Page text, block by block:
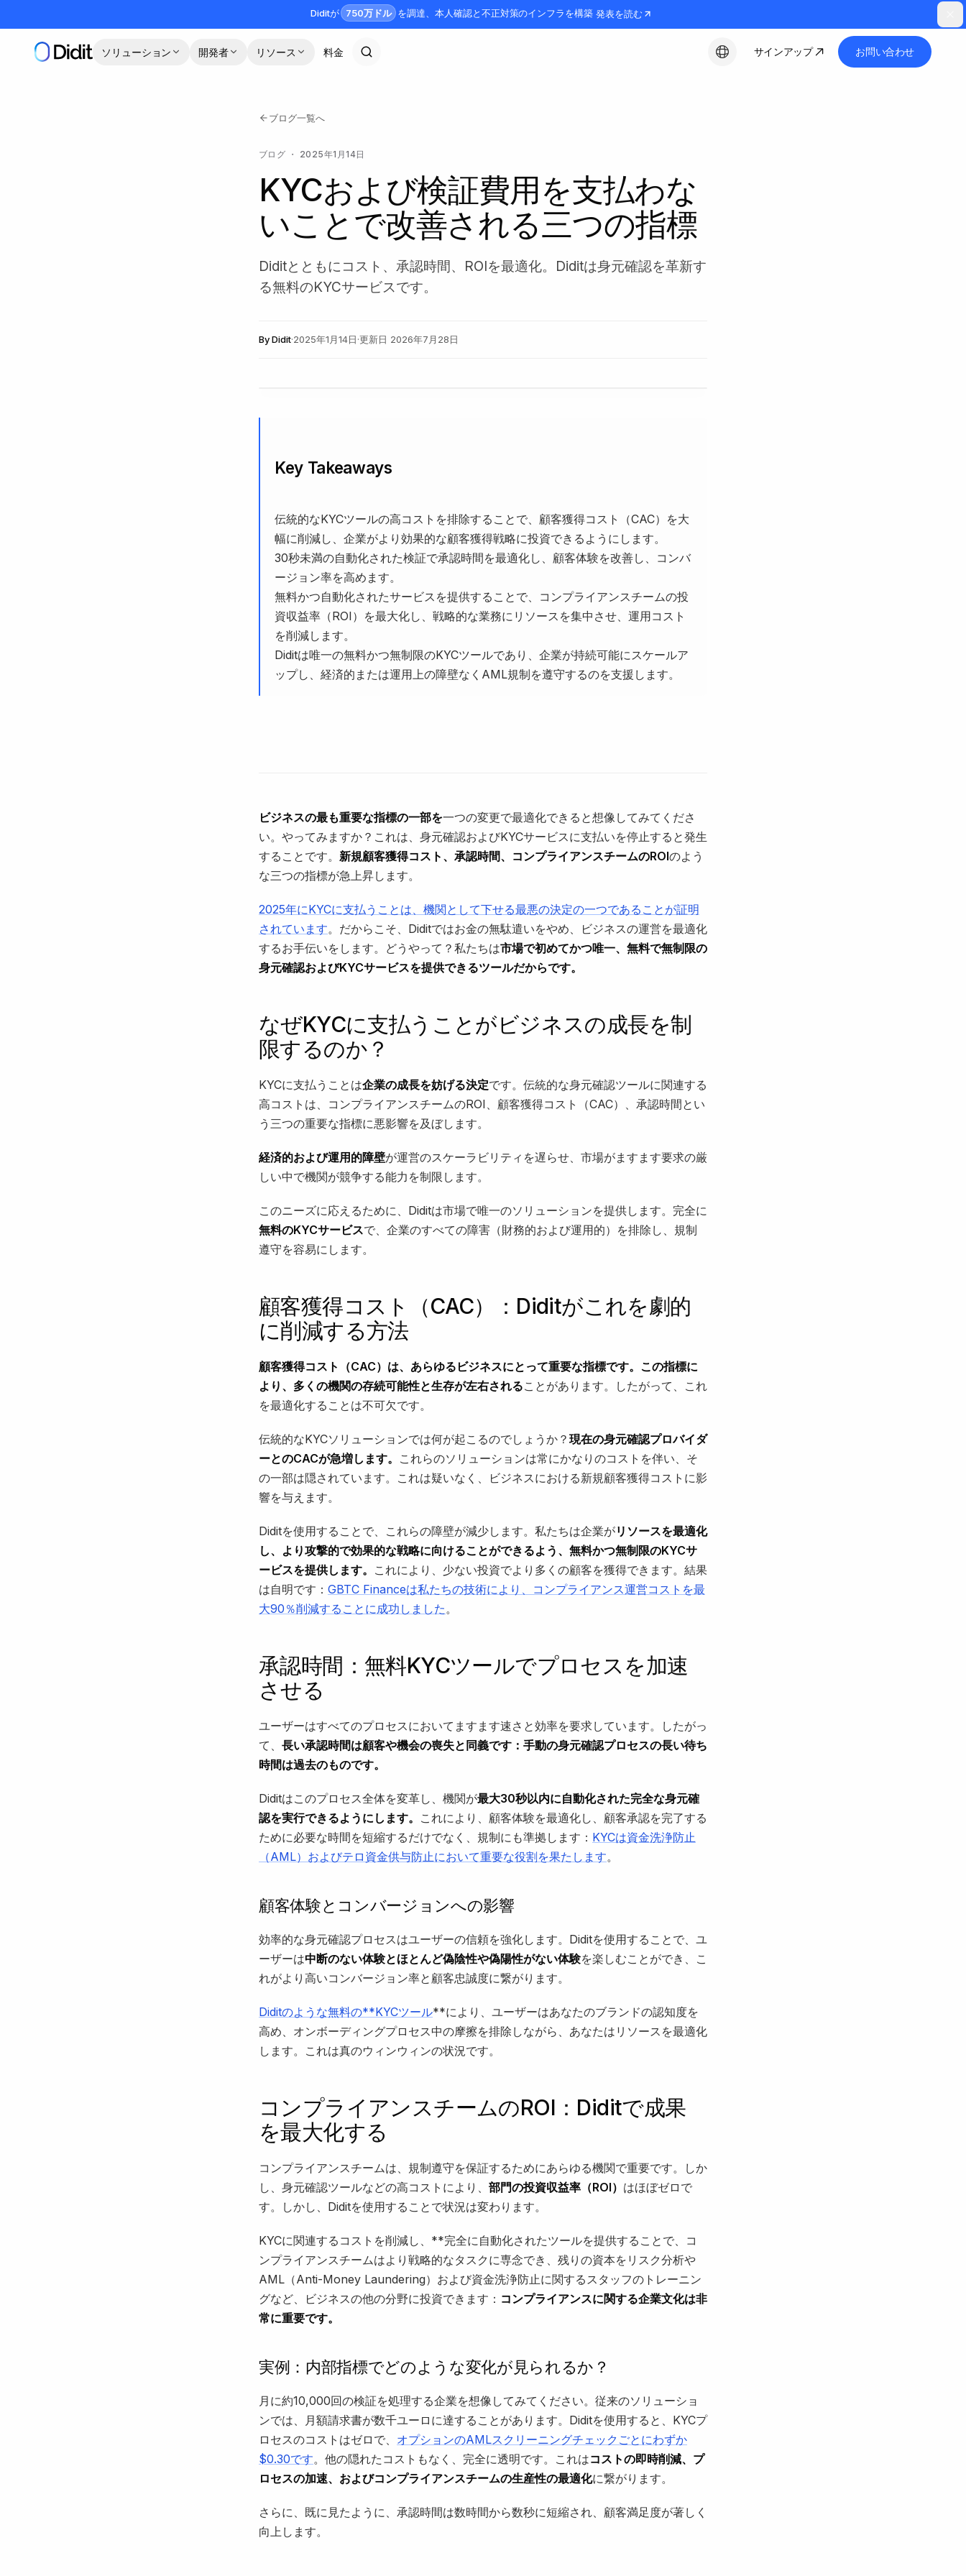
Diditが 750万ドル を調達、本人確認と不正対策のインフラを構築 発表を読む
ソリューション 開発者 リソース 料金
日本語
サインアップ お問い合わせ
ブログ一覧へ
ブログ ・ 2025年1月14日
KYCおよび検証費用を支払わな
いことで改善される三つの指標
Diditとともにコスト、承認時間、ROIを最適化。Diditは身元確認を革新す
る無料のKYCサービスです。
ByDidit·2025年1月14日·更新日 2026年7月28日
Key Takeaways
伝統的なKYCツールの高コストを排除することで、顧客獲得コスト（CAC）を大
幅に削減し、企業がより効果的な顧客獲得戦略に投資できるようにします。
30秒未満の自動化された検証で承認時間を最適化し、顧客体験を改善し、コンバ
ージョン率を高めます。
無料かつ自動化されたサービスを提供することで、コンプライアンスチームの投
資収益率（ROI）を最大化し、戦略的な業務にリソースを集中させ、運用コスト
を削減します。
Diditは唯一の無料かつ無制限のKYCツールであり、企業が持続可能にスケールア
ップし、経済的または運用上の障壁なくAML規制を遵守するのを支援します。
ビジネスの最も重要な指標の一部を一つの変更で最適化できると想像してみてくださ
い。やってみますか？これは、身元確認およびKYCサービスに支払いを停止すると発生
することです。 新規顧客獲得コスト、承認時間、コンプライアンスチームのROIのよう
な三つの指標が急上昇します。
2025年にKYCに支払うことは、機関として下せる最悪の決定の一つであることが証明
されています。だからこそ、Diditではお金の無駄遣いをやめ、ビジネスの運営を最適化
するお手伝いをします。どうやって？私たちは市場で初めてかつ唯一、無料で無制限の
身元確認およびKYCサービスを提供できるツールだからです。
なぜKYCに支払うことがビジネスの成長を制
限するのか？
KYCに支払うことは企業の成長を妨げる決定です。伝統的な身元確認ツールに関連する
高コストは、コンプライアンスチームのROI、顧客獲得コスト（CAC）、承認時間とい
う三つの重要な指標に悪影響を及ぼします。
経済的および運用的障壁が運営のスケーラビリティを遅らせ、市場がますます要求の厳
しい中で機関が競争する能力を制限します。
このニーズに応えるために、Diditは市場で唯一のソリューションを提供します。完全に
無料のKYCサービスで、企業のすべての障害（財務的および運用的）を排除し、規制
遵守を容易にします。
顧客獲得コスト（CAC）：Diditがこれを劇的
に削減する方法
顧客獲得コスト（CAC）は、あらゆるビジネスにとって重要な指標です。この指標に
より、多くの機関の存続可能性と生存が左右されることがあります。したがって、これ
を最適化することは不可欠です。
伝統的なKYCソリューションでは何が起こるのでしょうか？ 現在の身元確認プロバイダ
ーとのCACが急増します。 これらのソリューションは常にかなりのコストを伴い、そ
の一部は隠されています。これは疑いなく、ビジネスにおける新規顧客獲得コストに影
響を与えます。
Diditを使用することで、これらの障壁が減少します。私たちは企業がリソースを最適化
し、より攻撃的で効果的な戦略に向けることができるよう、無料かつ無制限のKYCサ
ービスを提供します。 これにより、少ない投資でより多くの顧客を獲得できます。結果
は自明です： GBTC Financeは私たちの技術により、コンプライアンス運営コストを最
大90％削減することに成功しました 。
承認時間：無料KYCツールでプロセスを加速
させる
ユーザーはすべてのプロセスにおいてますます速さと効率を要求しています。したがっ
て、 長い承認時間は顧客や機会の喪失と同義です：手動の身元確認プロセスの長い待ち
時間は過去のものです。
Diditはこのプロセス全体を変革し、機関が最大30秒以内に自動化された完全な身元確
認を実行できるようにします。 これにより、顧客体験を最適化し、顧客承認を完了する
ために必要な時間を短縮するだけでなく、規制にも準拠します： KYCは資金洗浄防止
（AML）およびテロ資金供与防止において重要な役割を果たします。
顧客体験とコンバージョンへの影響
効率的な身元確認プロセスはユーザーの信頼を強化します。Diditを使用することで、ユ
ーザーは中断のない体験とほとんど偽陰性や偽陽性がない体験を楽しむことができ、こ
れがより高いコンバージョン率と顧客忠誠度に繋がります。
Diditのような無料の**KYCツール**により、ユーザーはあなたのブランドの認知度を
高め、オンボーディングプロセス中の摩擦を排除しながら、あなたはリソースを最適化
します。これは真のウィンウィンの状況です。
コンプライアンスチームのROI：Diditで成果
を最大化する
コンプライアンスチームは、規制遵守を保証するためにあらゆる機関で重要です。しか
し、身元確認ツールなどの高コストにより、 部門の投資収益率（ROI） はほぼゼロで
す。しかし、Diditを使用することで状況は変わります。
KYCに関連するコストを削減し、**完全に自動化されたツールを提供することで、コ
ンプライアンスチームはより戦略的なタスクに専念でき、残りの資本をリスク分析や
AML（Anti-Money Laundering）および資金洗浄防止に関するスタッフのトレーニン
グなど、ビジネスの他の分野に投資できます： コンプライアンスに関する企業文化は非
常に重要です。
実例：内部指標でどのような変化が見られるか？
月に約10,000回の検証を処理する企業を想像してみてください。従来のソリューショ
ンでは、月額請求書が数千ユーロに達することがあります。Diditを使用すると、KYCプ
ロセスのコストはゼロで、 オプションのAMLスクリーニングチェックごとにわずか
$0.30です。他の隠れたコストもなく、完全に透明です。これはコストの即時削減、プ
ロセスの加速、およびコンプライアンスチームの生産性の最適化に繋がります。
さらに、既に見たように、承認時間は数時間から数秒に短縮され、顧客満足度が著しく
向上します。